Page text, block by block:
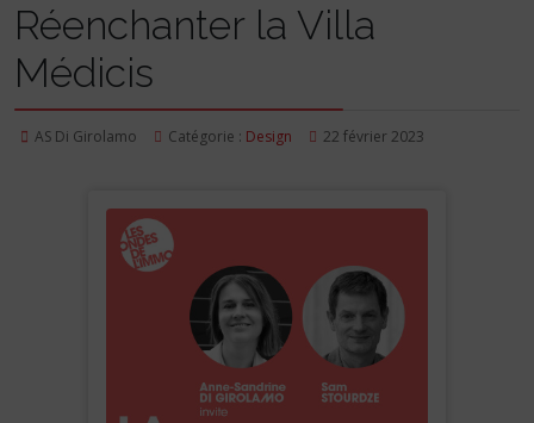
Réenchanter la Villa
Médicis
AS Di Girolamo Catégorie : Design 22 février 2023